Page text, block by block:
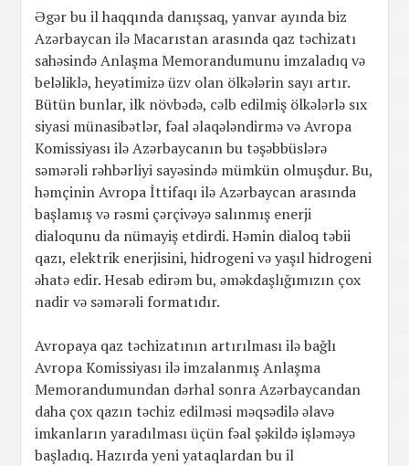
Əgər bu il haqqında danışsaq, yanvar ayında biz
Azərbaycan ilə Macarıstan arasında qaz təchizatı
sahəsində Anlaşma Memorandumunu imzaladıq və
beləliklə, heyətimizə üzv olan ölkələrin sayı artır.
Bütün bunlar, ilk növbədə, cəlb edilmiş ölkələrlə sıx
siyasi münasibətlər, fəal əlaqələndirmə və Avropa
Komissiyası ilə Azərbaycanın bu təşəbbüslərə
səmərəli rəhbərliyi sayəsində mümkün olmuşdur. Bu,
həmçinin Avropa İttifaqı ilə Azərbaycan arasında
başlamış və rəsmi çərçivəyə salınmış enerji
dialoqunu da nümayiş etdirdi. Həmin dialoq təbii
qazı, elektrik enerjisini, hidrogeni və yaşıl hidrogeni
əhatə edir. Hesab edirəm bu, əməkdaşlığımızın çox
nadir və səmərəli formatıdır.
Avropaya qaz təchizatının artırılması ilə bağlı
Avropa Komissiyası ilə imzalanmış Anlaşma
Memorandumundan dərhal sonra Azərbaycandan
daha çox qazın təchiz edilməsi məqsədilə əlavə
imkanların yaradılması üçün fəal şəkildə işləməyə
başladıq. Hazırda yeni yataqlardan bu il